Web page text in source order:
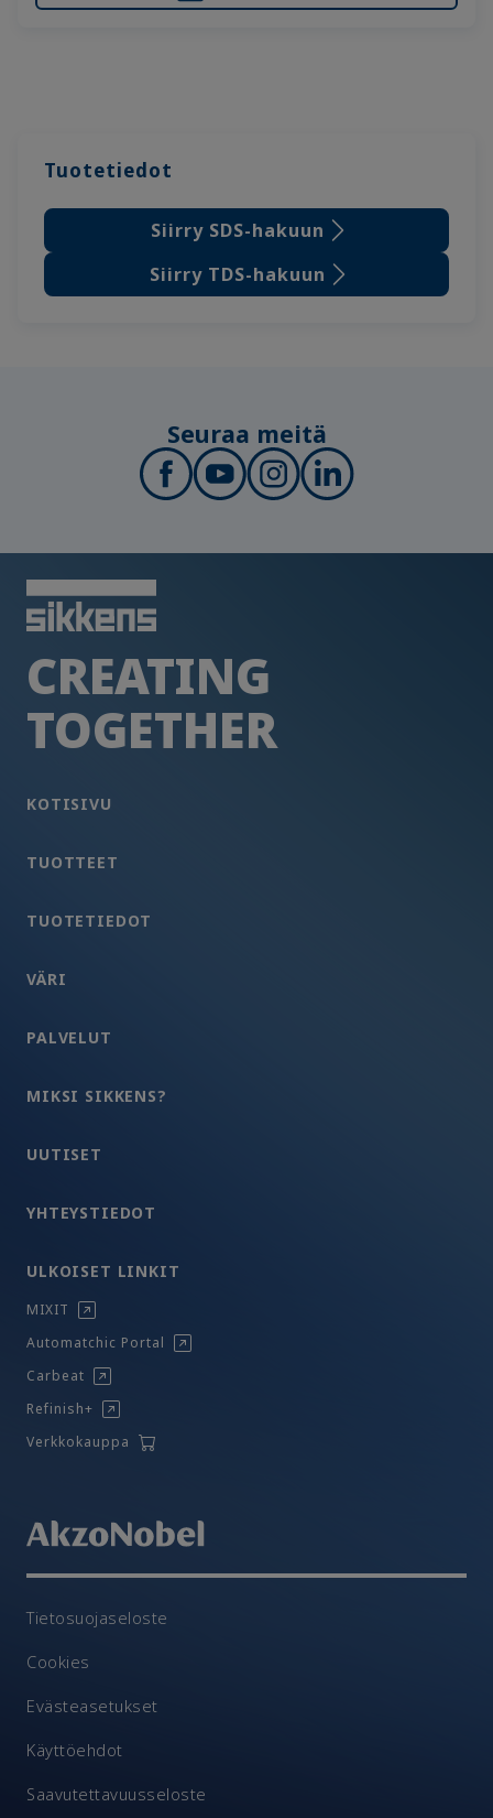
Tuotetiedot
Siirry SDS-hakuun
Siirry TDS-hakuun
Seuraa meitä
CREATING
TOGETHER
KOTISIVU
TUOTTEET
TUOTETIEDOT
VÄRI
PALVELUT
MIKSI SIKKENS?
UUTISET
YHTEYSTIEDOT
ULKOISET LINKIT
MIXIT
Automatchic Portal
Carbeat
Refinish+
Verkkokauppa
Tietosuojaseloste
Cookies
Evästeasetukset
Käyttöehdot
Saavutettavuusseloste